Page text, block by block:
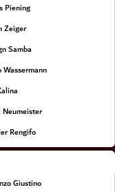
Piening
Zeiger
Samba
Wassermann
Neumeister
Rengifo
Giustino